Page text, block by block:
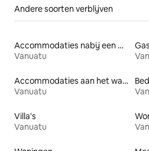
Andere soorten verblijven
Accommodaties nabij een meer
Vanuatu
Accommodaties aan het water
Vanuatu
Villa's
Vanuatu